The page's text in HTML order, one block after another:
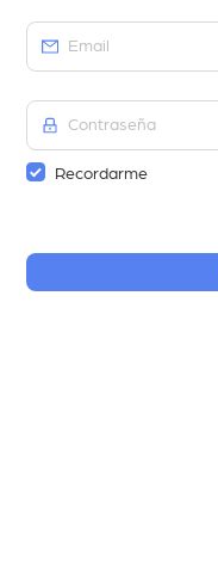
Recordarme